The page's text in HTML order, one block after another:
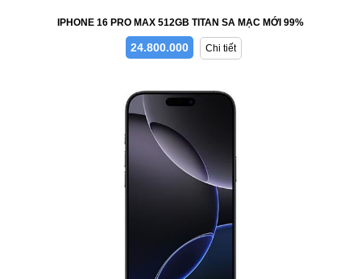
IPHONE 16 PRO MAX 512GB TITAN SA MẠC MỚI 99%
24.800.000 Chi tiết